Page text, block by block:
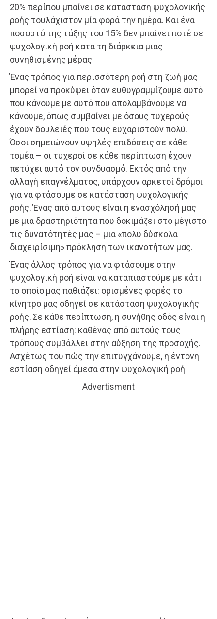
20% περίπου μπαίνει σε κατάσταση ψυχολογικής
ροής τουλάχιστον μία φορά την ημέρα. Και ένα
ποσοστό της τάξης του 15% δεν μπαίνει ποτέ σε
ψυχολογική ροή κατά τη διάρκεια μιας
συνηθισμένης μέρας.
Ένας τρόπος για περισσότερη ροή στη ζωή μας
μπορεί να προκύψει όταν ευθυγραμμίζουμε αυτό
που κάνουμε με αυτό που απολαμβάνουμε να
κάνουμε, όπως συμβαίνει με όσους τυχερούς
έχουν δουλειές που τους ευχαριστούν πολύ.
Όσοι σημειώνουν υψηλές επιδόσεις σε κάθε
τομέα – οι τυχεροί σε κάθε περίπτωση έχουν
πετύχει αυτό τον συνδυασμό. Εκτός από την
αλλαγή επαγγέλματος, υπάρχουν αρκετοί δρόμοι
για να φτάσουμε σε κατάσταση ψυχολογικής
ροής. Ένας από αυτούς είναι η ενασχόλησή μας
με μια δραστηριότητα που δοκιμάζει στο μέγιστο
τις δυνατότητές μας – μια «πολύ δύσκολα
διαχειρίσιμη» πρόκληση των ικανοτήτων μας.
Ένας άλλος τρόπος για να φτάσουμε στην
ψυχολογική ροή είναι να καταπιαστούμε με κάτι
το οποίο μας παθιάζει: ορισμένες φορές το
κίνητρο μας οδηγεί σε κατάσταση ψυχολογικής
ροής. Σε κάθε περίπτωση, η συνήθης οδός είναι η
πλήρης εστίαση: καθένας από αυτούς τους
τρόπους συμβάλλει στην αύξηση της προσοχής.
Ασχέτως του πώς την επιτυγχάνουμε, η έντονη
εστίαση οδηγεί άμεσα στην ψυχολογική ροή.
Advertisment